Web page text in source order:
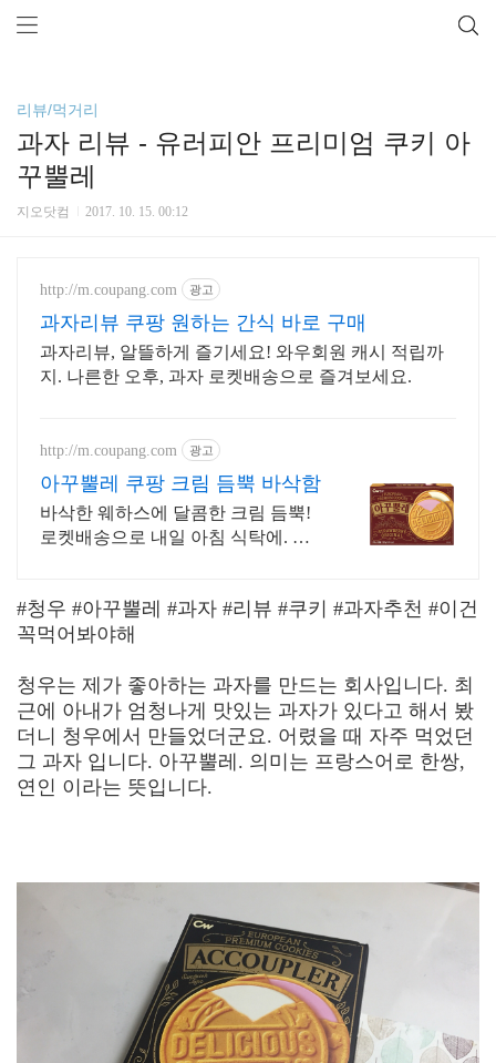
리뷰/먹거리
과자 리뷰 - 유러피안 프리미엄 쿠키 아
꾸뿔레
지오닷컴 2017. 10. 15. 00:12
http://m.coupang.com 광고
과자리뷰 쿠팡 원하는 간식 바로 구매
과자리뷰, 알뜰하게 즐기세요! 와우회원 캐시 적립까
지. 나른한 오후, 과자 로켓배송으로 즐겨보세요.
http://m.coupang.com 광고
아꾸뿔레 쿠팡 크림 듬뿍 바삭함
바삭한 웨하스에 달콤한 크림 듬뿍!
로켓배송으로 내일 아침 식탁에. 와
#청우 #아꾸뿔레 #과자 #리뷰 #쿠키 #과자추천 #이건
꼭먹어봐야해
청우는 제가 좋아하는 과자를 만드는 회사입니다. 최
근에 아내가 엄청나게 맛있는 과자가 있다고 해서 봤
더니 청우에서 만들었더군요. 어렸을 때 자주 먹었던
그 과자 입니다. 아꾸뿔레. 의미는 프랑스어로 한쌍,
연인 이라는 뜻입니다.